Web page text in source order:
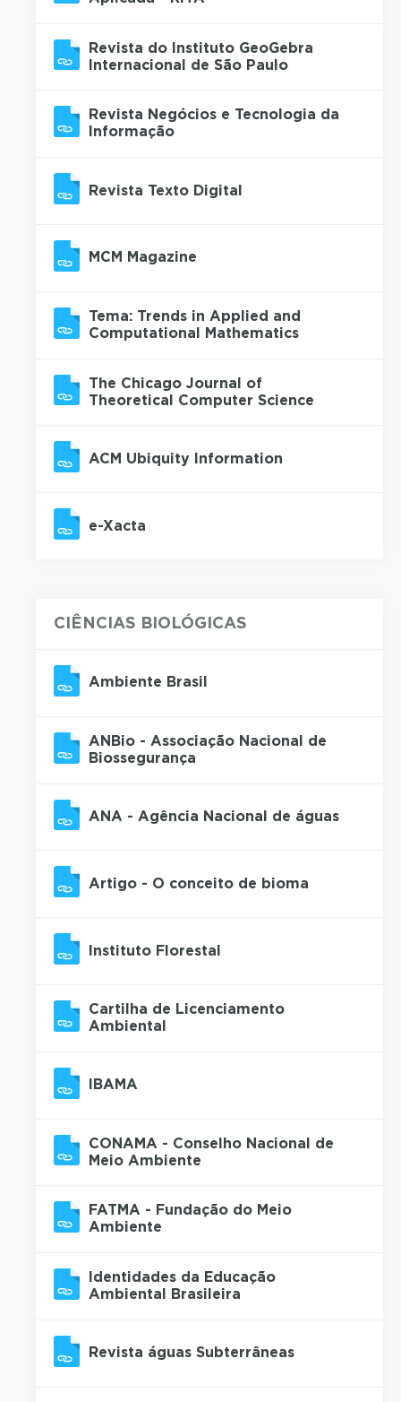
Revista do Instituto GeoGebra
Internacional de São Paulo
Revista Negócios e Tecnologia da
Informação
Revista Texto Digital
MCM Magazine
Tema: Trends in Applied and
Computational Mathematics
The Chicago Journal of
Theoretical Computer Science
ACM Ubiquity Information
e-Xacta
CIÊNCIAS BIOLÓGICAS
Ambiente Brasil
ANBio - Associação Nacional de
Biossegurança
ANA - Agência Nacional de águas
Artigo - O conceito de bioma
Instituto Florestal
Cartilha de Licenciamento
Ambiental
IBAMA
CONAMA - Conselho Nacional de
Meio Ambiente
FATMA - Fundação do Meio
Ambiente
Identidades da Educação
Ambiental Brasileira
Revista águas Subterrâneas